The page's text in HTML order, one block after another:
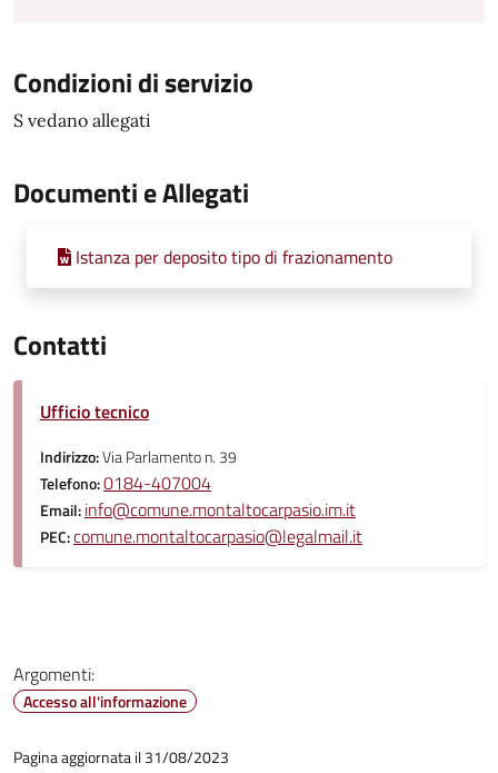
Condizioni di servizio
S vedano allegati
Documenti e Allegati
Istanza per deposito tipo di frazionamento
Contatti
Ufficio tecnico
Indirizzo:Via Parlamento n. 39
Telefono:0184-407004
Email:info@comune.montaltocarpasio.im.it
PEC:comune.montaltocarpasio@legalmail.it
Argomenti:
Accesso all'informazione
Pagina aggiornata il 31/08/2023